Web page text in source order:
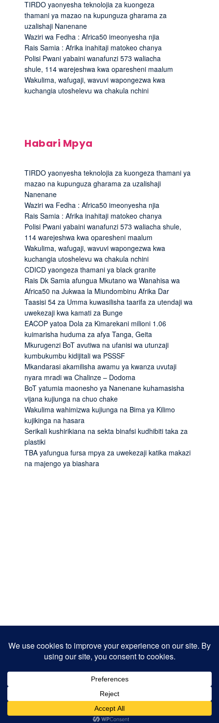
TIRDO yaonyesha teknolojia za kuongeza
thamani ya mazao na kupunguza gharama za
uzalishaji Nanenane
Waziri wa Fedha : Africa50 imeonyesha njia
Rais Samia : Afrika inahitaji matokeo chanya
Polisi Pwani yabaini wanafunzi 573 waliacha
shule, 114 warejeshwa kwa oparesheni maalum
Wakulima, wafugaji, wavuvi wapongezwa kwa
kuchangia utoshelevu wa chakula nchini
Habari Mpya
TIRDO yaonyesha teknolojia za kuongeza thamani ya
mazao na kupunguza gharama za uzalishaji
Nanenane
Waziri wa Fedha : Africa50 imeonyesha njia
Rais Samia : Afrika inahitaji matokeo chanya
Polisi Pwani yabaini wanafunzi 573 waliacha shule,
114 warejeshwa kwa oparesheni maalum
Wakulima, wafugaji, wavuvi wapongezwa kwa
kuchangia utoshelevu wa chakula nchini
CDICD yaongeza thamani ya black granite
Rais Dk Samia afungua Mkutano wa Wanahisa wa
Africa50 na Jukwaa la Miundombinu Afrika Dar
Taasisi 54 za Umma kuwasilisha taarifa za utendaji wa
uwekezaji kwa kamati za Bunge
EACOP yatoa Dola za Kimarekani milioni 1.06
kuimarisha huduma za afya Tanga, Geita
Mkurugenzi BoT avutiwa na ufanisi wa utunzaji
kumbukumbu kidijitali wa PSSSF
Mkandarasi akamilisha awamu ya kwanza uvutaji
nyara mradi wa Chalinze – Dodoma
BoT yatumia maonesho ya Nanenane kuhamasisha
vijana kujiunga na chuo chake
Wakulima wahimizwa kujiunga na Bima ya Kilimo
kujikinga na hasara
Serikali kushirikiana na sekta binafsi kudhibiti taka za
plastiki
TBA yafungua fursa mpya za uwekezaji katika makazi
na majengo ya biashara
Designed by